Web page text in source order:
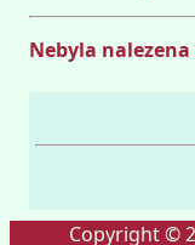
Nebyla
Copyright ©